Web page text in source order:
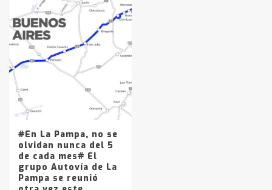
#En La Pampa, no se
olvidan nunca del 5
de cada mes# El
grupo Autovía de La
Pampa se reunió